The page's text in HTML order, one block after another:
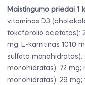
Maistingumo priedai 1
vitaminas D3
tokoferolio acetatas):
mg; L-karnitinas 1010
sulfato monohidratas):
monohidratas): 72 mg;
monohidratas): 29 mg;